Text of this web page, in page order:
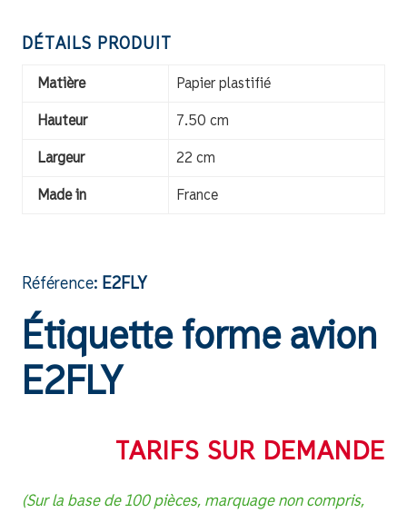
DÉTAILS PRODUIT
Matière Papier plastifié
Hauteur 7.50 cm
Largeur 22 cm
Made in France
Référence: E2FLY
Étiquette forme avion
E2FLY
TARIFS SUR DEMANDE
(Sur la base de 100 pièces, marquage non compris,